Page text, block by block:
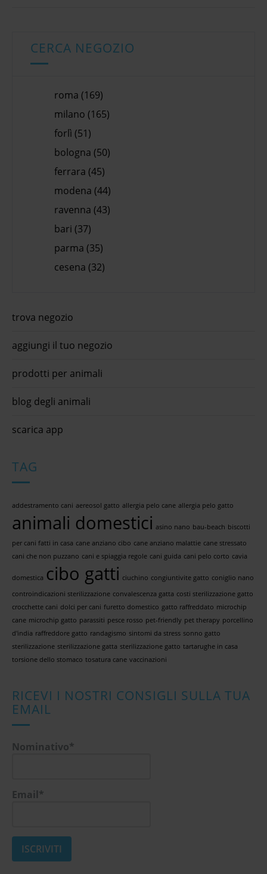
CERCA NEGOZIO
roma (169)
milano (165)
forlì (51)
bologna (50)
ferrara (45)
modena (44)
ravenna (43)
bari (37)
parma (35)
cesena (32)
trova negozio
aggiungi il tuo negozio
prodotti per animali
blog degli animali
scarica app
TAG
addestramento cani aereosol gatto allergia pelo cane allergia pelo gatto
animali domestici asino nano bau-beach biscotti
per cani fatti in casa cane anziano cibo cane anziano malattie cane stressato
cani che non puzzano cani e spiaggia regole cani guida cani pelo corto cavia
domestica cibo gatti ciuchino congiuntivite gatto coniglio nano
controindicazioni sterilizzazione convalescenza gatta costi sterilizzazione gatto
crocchette cani dolci per cani furetto domestico gatto raffreddato microchip
cane microchip gatto parassiti pesce rosso pet-friendly pet therapy porcellino
d'india raffreddore gatto randagismo sintomi da stress sonno gatto
sterilizzazione sterilizzazione gatta sterilizzazione gatto tartarughe in casa
torsione dello stomaco tosatura cane vaccinazioni
RICEVI I NOSTRI CONSIGLI SULLA TUA
EMAIL
Nominativo*
Email*